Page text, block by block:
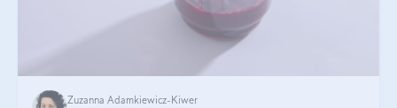
Zuzanna Adamkiewicz-Kiwer